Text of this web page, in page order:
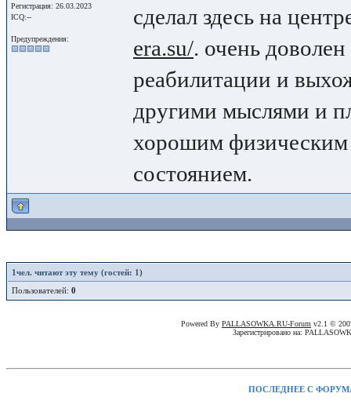
Регистрация: 26.03.2023
ICQ:--
Предупреждения:
сделал здесь на
era.su/. очень доволен
реабилитации и
другими мыслями и
хорошим
состоянием.
1чел. читают эту тему (гостей: 1)
Пользователей: 0
Powered By PALLASOWKA.RU-Forum v2.1 ©
Зарегистрировано на:
ПОСЛЕДНЕЕ С